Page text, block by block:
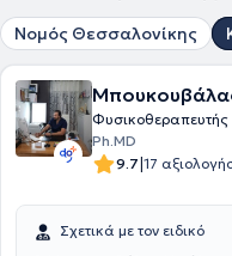
Νομός Θεσσαλονίκης
Φυσικοθεραπευτής
Ph.MD
9.7|17
Σχετικά με τον ειδικό